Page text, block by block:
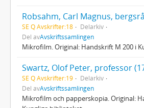
SE Q Avskrifter:18
Delarkiv
Del avAvskriftssamlingen
Mikrofilm. Original: Handskrift M 200 i
SE Q Avskrifter:19
Delarkiv
Del avAvskriftssamlingen
Mikrofilm och papperskopia. Original: